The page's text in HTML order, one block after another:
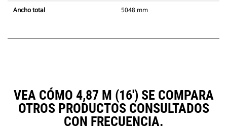
Ancho total 5048 mm
VEA CÓMO 4,87 M (16') SE COMPARA
OTROS PRODUCTOS CONSULTADOS
CON FRECUENCIA.